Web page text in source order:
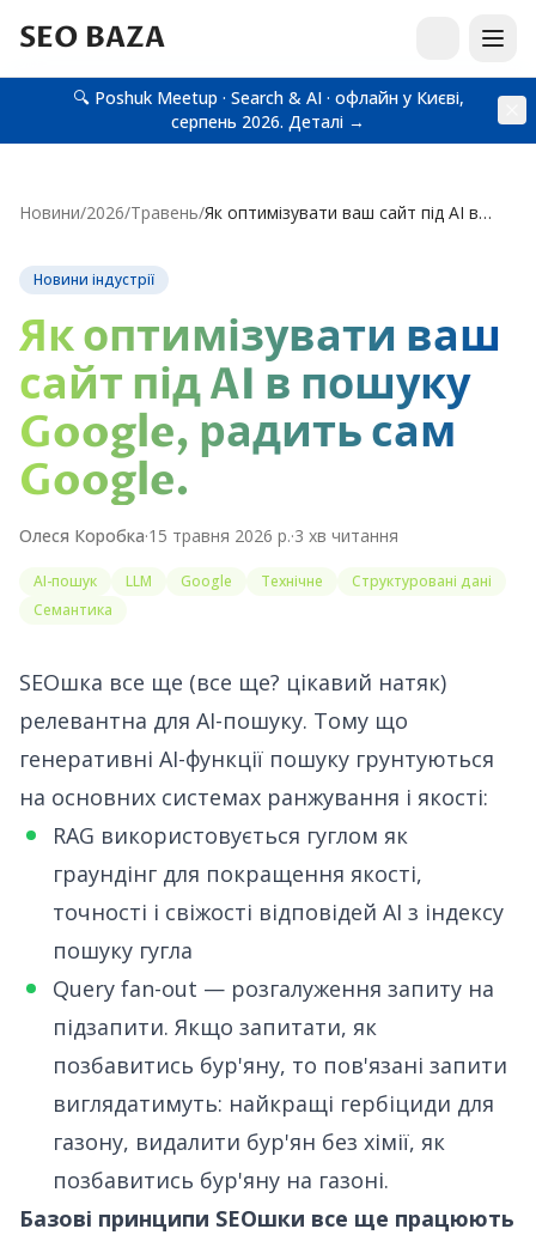
SEO BAZA
🔍 Poshuk Meetup · Search & AI · офлайн у Києві,
серпень 2026. Деталі →
Новини/2026/Травень/ Як оптимізувати ваш сайт під AI в пошуку Google, радить сам Google.
Новини індустрії
Як оптимізувати ваш
сайт під AI в пошуку
Google, радить сам
Google.
Олеся Коробка·15 травня 2026 р.·3 хв читання
AI-пошук LLM Google Технічне
Структуровані дані
Семантика
SEOшка все ще (все ще? цікавий натяк)
релевантна для AI-пошуку. Тому що
генеративні AI-функції пошуку грунтуються
на основних системах ранжування і якості:
RAG використовується гуглом як
граундінг для покращення якості,
точності і свіжості відповідей AI з індексу
пошуку гугла
Query fan-out — розгалуження запиту на
підзапити. Якщо запитати, як
позбавитись бур'яну, то пов'язані запити
виглядатимуть: найкращі гербіциди для
газону, видалити бур'ян без хімії, як
позбавитись бур'яну на газоні.
Базові принципи SEOшки все ще працюють